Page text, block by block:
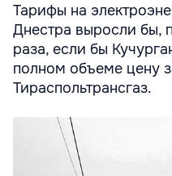
Тарифы на
Днестра выросли бы,
раза, если бы
полном объеме цену
Тираспольтрансгаз.